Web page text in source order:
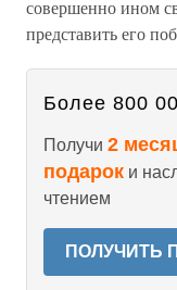
совершенно ином
представить его
Более 800
Получи 2
подарок и
чтением
ПОЛУЧИТЬ